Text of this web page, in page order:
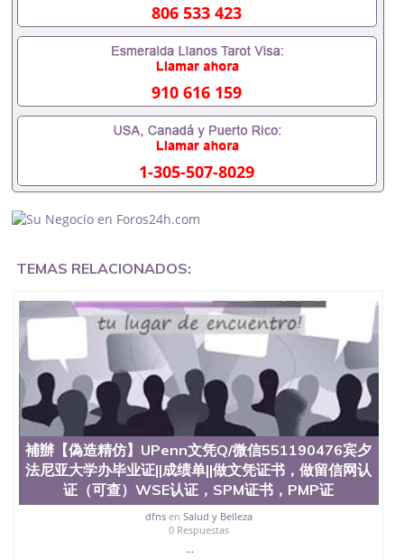
内找工作假的毕业证可以用吗551190476假的毕业证
成绩单可以办学历认证吗551190476要定居国外需要
办理什么材料551190476入职事业单位/国企假的毕业
证会查吗551190476入职国企/事业单位需要些什么材
料551190476办理假毕业证在国内能用吗, 挂科拿不到
毕业证怎么办, 毕业证丢了怎么办, 没有正常毕业怎么
办理毕业证,没毕业可以办学历认证吗,您是否因为中
途辍学、挂科而没有正常毕业551190476您是否因为
递交材料不齐而被拒之门外551190476您是否因没正
常毕业而导致回国得不到教育部认证在校挂科了不想
读了,成绩不理想毕不了业怎么办551190476找工作没
如何办理本科/硕士毕业证551190476网上买文凭可靠
作吗551190476怎么办理 外假毕业证551190476哪里
业证551190476留学生在哪里可以买假毕业证
551190476哪里可以办理加拿大毕业证551190476申
请学校办理假的毕业证成绩单可以吗551190476哪里
可以办理水印成绩单551190476哪里可以修改成绩单
GPA分数551190476假毕业证能查出来吗551190476
假文凭网上能查到吗551190476 如何拿到国外毕业证
QQ微信551190476办假大学毕业证QQ微信551190476
国外毕业证去哪认证QQ微信551190476找毕业证封皮
QQ微信551190476国外毕业证外壳定制QQ微信
551190476快速代办国外毕业证QQ微信551190476快
速拿到国外文凭QQ微信551190476国外留学文凭认证
QQ微信551190476国外文凭回国认证QQ微信
551190476泰国文凭办理QQ微信551190476法国留学
回国证明QQ微信551190476 国外烫金照片QQ微信
551190476外国文凭在中国有用吗QQ微信551190476
806 533 423
910 616 159
1-305-507-8029
TEMAS RELACIONADOS:
補辦【偽造精仿】UPenn文凭Q/微信551190476宾夕
法尼亚大学办毕业证||成绩单||做文凭证书，做留信网认
证（可查）WSE认证，SPM证书，PMP证
dfnsen Salud y Belleza
0 Respuestas
...